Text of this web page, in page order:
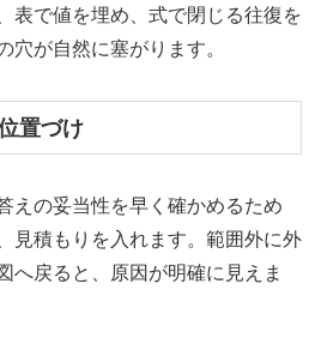
表で値を埋め、式で閉じる往復を
穴が自然に塞がります。
置づけ
えの妥当性を早く確かめるため
見積もりを入れます。範囲外に外
へ戻ると、原因が明確に見えま